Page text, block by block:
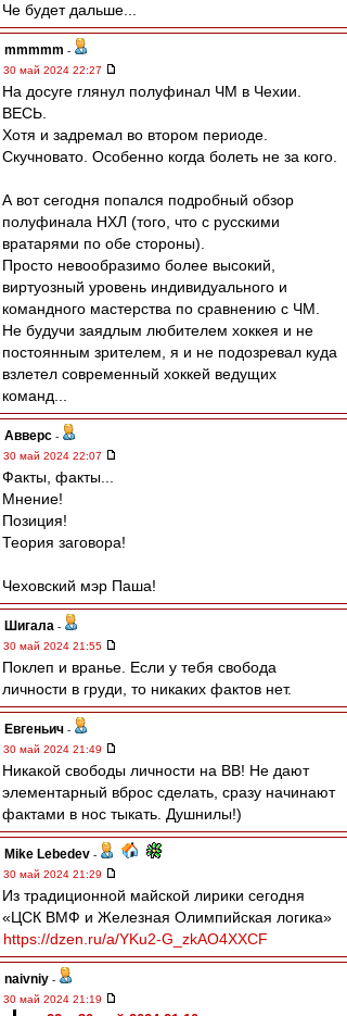
Че будет дальше...
mmmmm -
30 май 2024 22:27
На досуге глянул полуфинал ЧМ в Чехии.
ВЕСЬ.
Хотя и задремал во втором периоде.
Скучновато. Особенно когда болеть не за кого.
А вот сегодня попался подробный обзор
полуфинала НХЛ (того, что с русскими
вратарями по обе стороны).
Просто невообразимо более высокий,
виртуозный уровень индивидуального и
командного мастерства по сравнению с ЧМ.
Не будучи заядлым любителем хоккея и не
постоянным зрителем, я и не подозревал куда
взлетел современный хоккей ведущих
команд...
Авверс -
30 май 2024 22:07
Факты, факты...
Мнение!
Позиция!
Теория заговора!
Чеховский мэр Паша!
Шигала -
30 май 2024 21:55
Поклеп и вранье. Если у тебя свобода
личности в груди, то никаких фактов нет.
Евгеньич -
30 май 2024 21:49
Никакой свободы личности на ВВ! Не дают
элементарный вброс сделать, сразу начинают
фактами в нос тыкать. Душнилы!)
Mike Lebedev -
30 май 2024 21:29
Из традиционной майской лирики сегодня
«ЦСК ВМФ и Железная Олимпийская логика»
https://dzen.ru/a/YKu2-G_zkAO4XXCF
naivniy -
30 май 2024 21:19